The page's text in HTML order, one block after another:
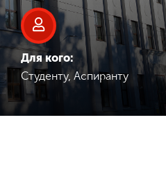
Для кого:
Студенту, Аспиранту